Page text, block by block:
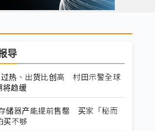
导
过热、出货比创高 村田示警全球
将趋缓
储器产能提前售罄 买家「秘而
买不够